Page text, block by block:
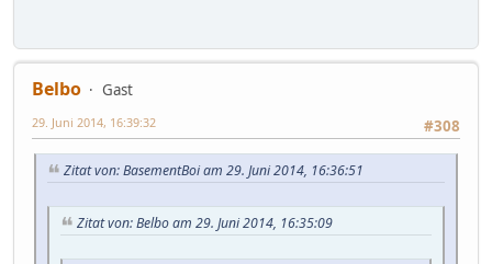
Belbo
Gast
#308
29. Juni 2014, 16:39:32
Zitat von: BasementBoi am 29. Juni 2014, 16:36:51
Zitat von: Belbo am 29. Juni 2014, 16:35:09